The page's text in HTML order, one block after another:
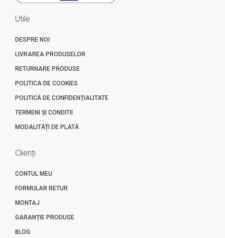
Utile
DESPRE NOI
LIVRAREA PRODUSELOR
RETURNARE PRODUSE
POLITICA DE COOKIES
POLITICĂ DE CONFIDENȚIALITATE
TERMENI ȘI CONDITII
MODALITĂȚI DE PLATĂ
Clienți
CONTUL MEU
FORMULAR RETUR
MONTAJ
GARANȚIE PRODUSE
BLOG